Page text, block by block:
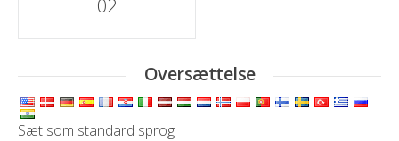
02
Oversættelse
Sæt som standard sprog